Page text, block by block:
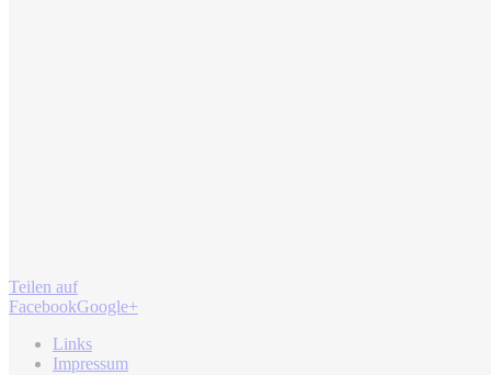
Teilen auf
FacebookGoogle+
Links
Impressum